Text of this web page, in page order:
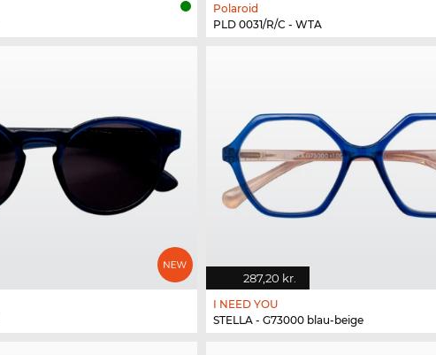
Polaroid
PLD 0031/R/C - WTA
287,20 kr.
I NEED YOU
STELLA - G73000 blau-beige